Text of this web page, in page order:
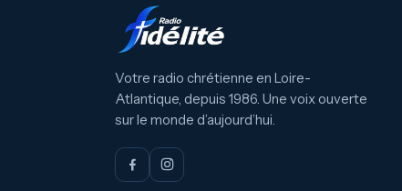
Votre radio chrétienne en Loire-
Atlantique, depuis 1986. Une voix ouverte
sur le monde d’aujourd’hui.